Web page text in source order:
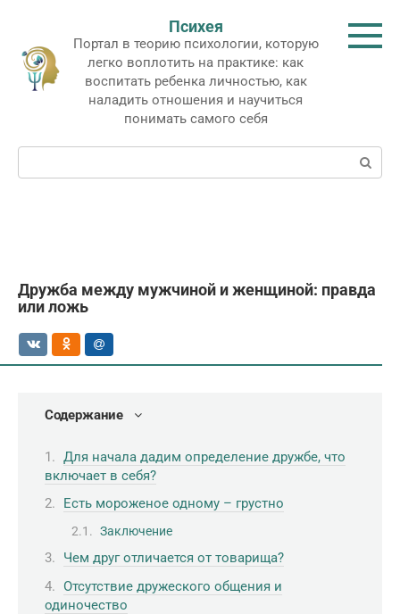
контенту
Психея
Портал в теорию психологии, которую
легко воплотить на практике: как
воспитать ребенка личностью, как
наладить отношения и научиться
понимать самого себя
Поиск:
Дружба между мужчиной и женщиной: правда
или ложь
Содержание
Для начала дадим определение дружбе, что
включает в себя?
Есть мороженое одному – грустно
Заключение
Чем друг отличается от товарища?
Отсутствие дружеского общения и
одиночество